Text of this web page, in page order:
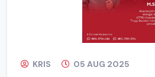
KRIS 05 AUG 2025